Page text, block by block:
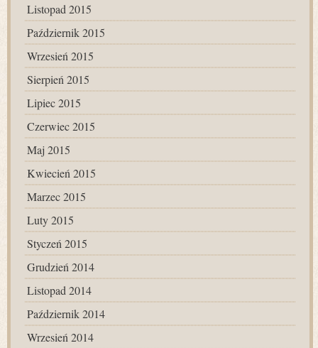
Listopad 2015
Październik 2015
Wrzesień 2015
Sierpień 2015
Lipiec 2015
Czerwiec 2015
Maj 2015
Kwiecień 2015
Marzec 2015
Luty 2015
Styczeń 2015
Grudzień 2014
Listopad 2014
Październik 2014
Wrzesień 2014